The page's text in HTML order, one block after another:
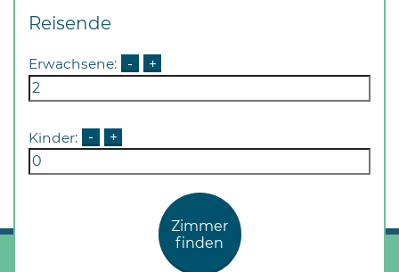
Reisende
Erwachsene: - +
Kinder: - +
Zimmer
finden